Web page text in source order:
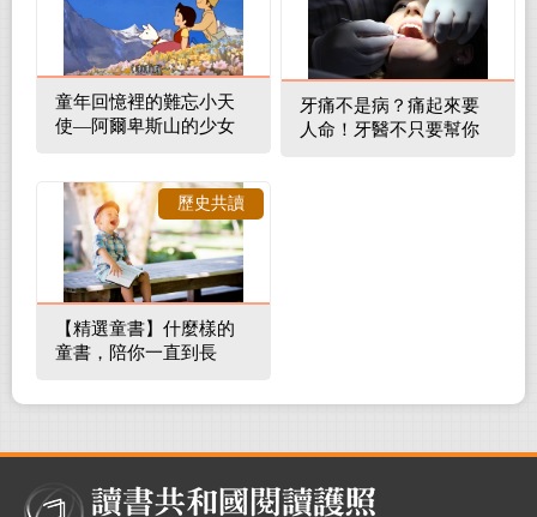
童年回憶裡的難忘小天
使—阿爾卑斯山的少女
牙痛不是病？痛起來要
人命！牙醫不只要幫你
【精選童書】什麼樣的
童書，陪你一直到長
歷史共讀